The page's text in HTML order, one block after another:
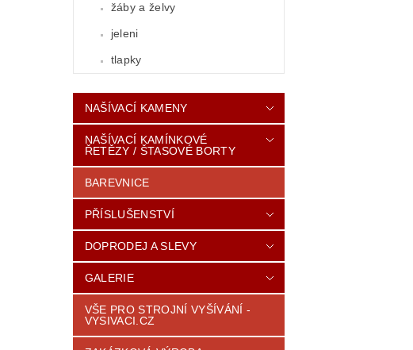
žáby a želvy
jeleni
tlapky
NAŠÍVACÍ KAMENY
NAŠÍVACÍ KAMÍNKOVÉ
ŘETĚZY / ŠTASOVÉ BORTY
BAREVNICE
PŘÍSLUŠENSTVÍ
DOPRODEJ A SLEVY
GALERIE
VŠE PRO STROJNÍ VYŠÍVÁNÍ -
VYSIVACI.CZ